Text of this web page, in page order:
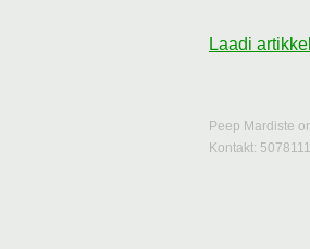
Laadi
Peep Mardiste
Kontakt: